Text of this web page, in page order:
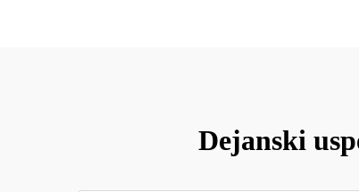
Dejanski